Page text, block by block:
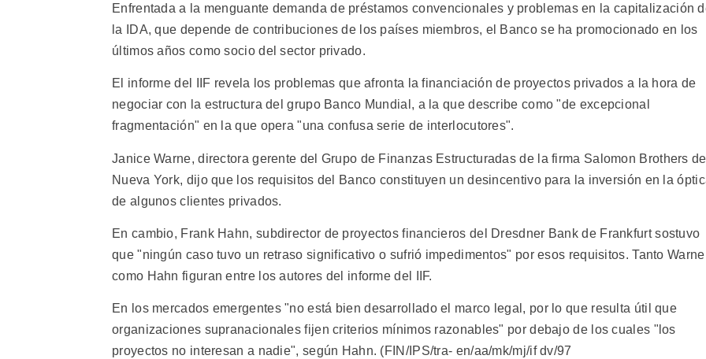
Enfrentada a la menguante demanda de préstamos convencionales y problemas en la capitalización
la IDA, que depende de contribuciones de los países miembros, el Banco se ha promocionado en los
últimos años como socio del sector privado.
El informe del IIF revela los problemas que afronta la financiación de proyectos privados a la hora de
negociar con la estructura del grupo Banco Mundial, a la que describe como "de excepcional
fragmentación" en la que opera "una confusa serie de interlocutores".
Janice Warne, directora gerente del Grupo de Finanzas Estructuradas de la firma Salomon Brothers de
Nueva York, dijo que los requisitos del Banco constituyen un desincentivo para la inversión en la
de algunos clientes privados.
En cambio, Frank Hahn, subdirector de proyectos financieros del Dresdner Bank de Frankfurt sostuvo
que "ningún caso tuvo un retraso significativo o sufrió impedimentos" por esos requisitos. Tanto Warne
como Hahn figuran entre los autores del informe del IIF.
En los mercados emergentes "no está bien desarrollado el marco legal, por lo que resulta útil que
organizaciones supranacionales fijen criterios mínimos razonables" por debajo de los cuales "los
proyectos no interesan a nadie", según Hahn. (FIN/IPS/tra- en/aa/mk/mj/if dv/97